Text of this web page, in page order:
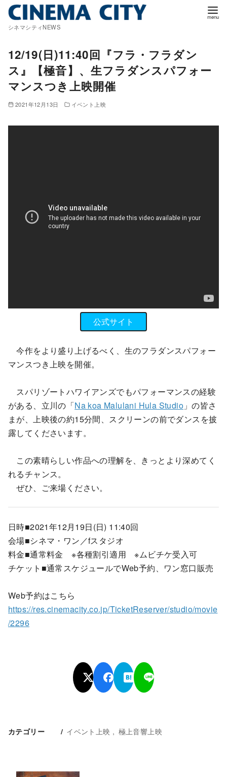
シネマシティNEWS
12/19(日)11:40回『フラ・フラダン
ス』【極音】、生フラダンスパフォー
マンスつき上映開催
2021年12月13日 イベント上映
公式サイト
今作をより盛り上げるべく、生のフラダンスパフォー
マンスつき上映を開催。
スパリゾートハワイアンズでもパフォーマンスの経験
がある、立川の「Na koa Malulani Hula Studio 」の皆さ
まが、上映後の約15分間、スクリーンの前でダンスを披
露してくださいます。
この素晴らしい作品への理解を、きっとより深めてく
れるチャンス。
ぜひ、ご来場ください。
日時■2021年12月19日(日) 11:40回
会場■シネマ・ワン／fスタジオ
料金■通常料金 ※各種割引適用 ※ムビチケ受入可
チケット■通常スケジュールでWeb予約、ワン窓口販売
Web予約はこちら
https://res.cinemacity.co.jp/TicketReserver/studio/movie
/2296
カテゴリー イベント上映 極上音響上映